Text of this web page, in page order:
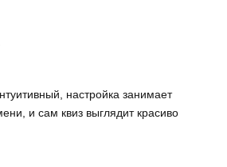
настройка занимает
и сам квиз выглядит красиво